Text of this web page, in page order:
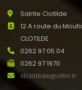
Sainte Clotilde
12 A route du
CLOTILDE
0262 97 05 04
0262 97 1970
stclotilde@ofim.fr